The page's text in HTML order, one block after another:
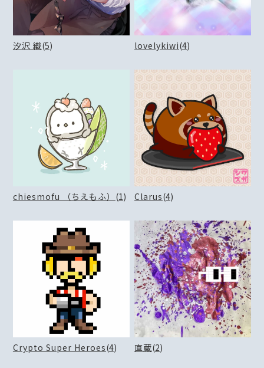
汐沢 織(5) lovelykiwi(4)
chiesmofu （ちえもふ） (1) Clarus(4)
Crypto Super Heroes(4) 直蔵(2)